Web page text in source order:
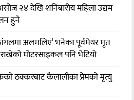
२४ देखि शनिबारीय महिला उद्यम
हुने
अलमलिए’ भनेका पूर्वमेयर मृत
मोटरसाइकल पनि भेटियो
ठक्करबाट कैलालीका प्रेमको मृत्यु